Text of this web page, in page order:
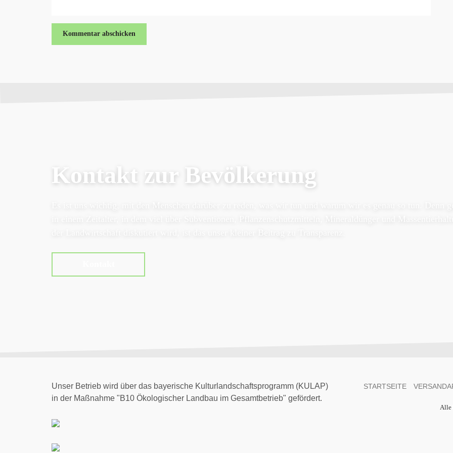
Kontakt zur Bevölkerung
Unser Betrieb wird über das bayerische Kulturlandschaftsprogramm (KULAP)
in der Maßnahme "B10 Ökologischer Landbau im Gesamtbetrieb" gefördert.
STARTSEITE
Alle